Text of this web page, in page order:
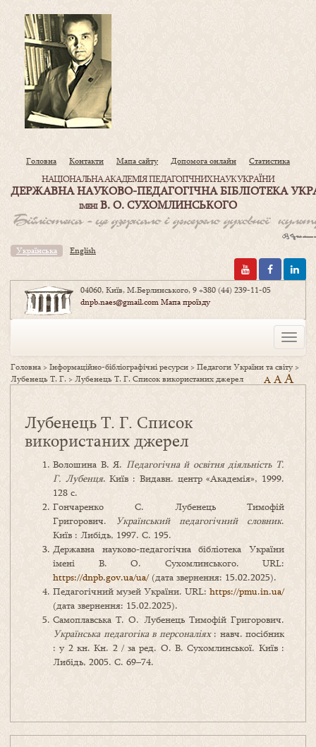
Головна Контакти Мапа сайту Допомога онлайн Статистика
НАЦІОНАЛЬНА АКАДЕМІЯ ПЕДАГОГІЧНИХ НАУК УКРАЇНИ
ДЕРЖАВНА НАУКОВО-ПЕДАГОГІЧНА БІБЛІОТЕКА
ІМЕНІВ. О. СУХОМЛИНСЬКОГО
Українська English
04060, Київ, М.Берлинського, 9+380 (44) 239-11-05
dnpb.naes@gmail.comМапа проїзду
Toggle
Головна >Інформаційно-бібліографічні ресурси >Педагоги України та світу>
Лубенець Т. Г. >Лубенець Т. Г. Список використаних джерел A AA
Лубенець Т. Г. Список
використаних джерел
Волошина В. Я. Педагогічна й освітня діяльність Т.
Г. Лубенця. Київ : Видавн. центр «Академія», 1999.
128 с.
Гончаренко С. Лубенець Тимофій
Григорович.
Український педагогічний словник.
Київ : Либідь, 1997. С. 195.
Державна науково-педагогічна бібліотека України
імені В. О. Сухомлинського. URL:
https://dnpb.gov.ua/ua/(дата звернення: 15.02.2025).
Педагогічний музей України. URL: https://pmu.in.ua/
(дата звернення: 15.02.2025).
Самоплавська Т. О. Лубенець Тимофій Григорович.
Українська педагогіка в персоналіях: навч. посібник
: у 2 кн. Кн. 2 / за ред. О. В. Сухомлинської. Київ :
Либідь, 2005. С. 69–74.